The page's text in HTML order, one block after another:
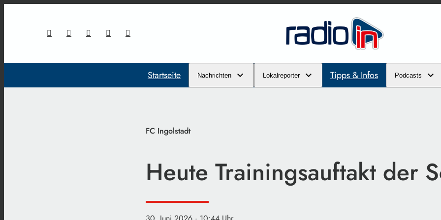
Startseite Nachrichten Lokalreporter Tipps & Infos Podcasts
FC Ingolstadt
Heute Trainingsauftakt der